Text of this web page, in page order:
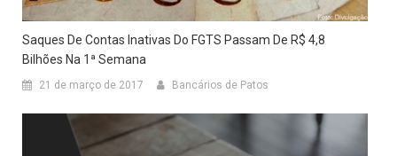
Saques De Contas Inativas Do FGTS Passam De R$ 4,8
Bilhões Na 1ª Semana
21 de março de 2017 Bancários de Patos